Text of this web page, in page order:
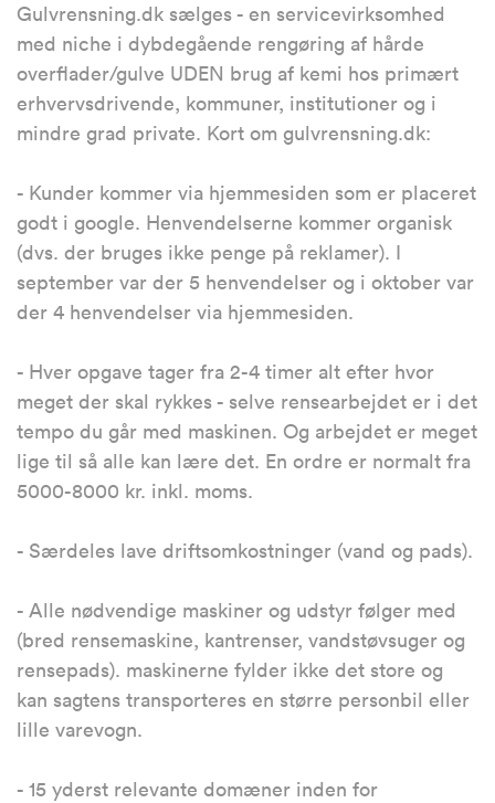
Gulvrensning.dk sælges - en servicevirksomhed
med niche i dybdegående rengøring af hårde
overflader/gulve UDEN brug af kemi hos primært
erhvervsdrivende, kommuner, institutioner og i
mindre grad private. Kort om gulvrensning.dk:
- Kunder kommer via hjemmesiden som er placeret
godt i google. Henvendelserne kommer organisk
(dvs. der bruges ikke penge på reklamer). I
september var der 5 henvendelser og i oktober var
der 4 henvendelser via hjemmesiden.
- Hver opgave tager fra 2-4 timer alt efter hvor
meget der skal rykkes - selve rensearbejdet er i det
tempo du går med maskinen. Og arbejdet er meget
lige til så alle kan lære det. En ordre er normalt fra
5000-8000 kr. inkl. moms.
- Særdeles lave driftsomkostninger (vand og pads).
- Alle nødvendige maskiner og udstyr følger med
(bred rensemaskine, kantrenser, vandstøvsuger og
rensepads). maskinerne fylder ikke det store og
kan sagtens transporteres en større personbil eller
lille varevogn.
- 15 yderst relevante domæner inden for